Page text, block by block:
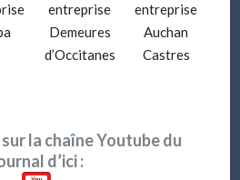
entreprise
Demeures
d’Occitanes
entreprise
Auchan
Castres
la chaîne Youtube du
d’ici :